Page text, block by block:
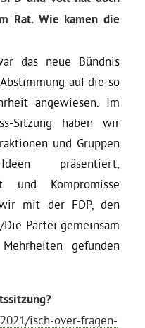
Rat. Wie kamen die
das neue Bündnis
auf die so
angewiesen. Im
Sitzung haben wir
und Gruppen
präsentiert,
und Kompromisse
mit der FDP, den
Die Partei gemeinsam
gefunden
isch-over-fragen-